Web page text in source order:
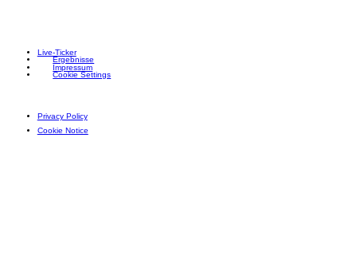
Live-Ticker
Ergebnisse
Impressum
Cookie Settings
Privacy Policy
Cookie Notice